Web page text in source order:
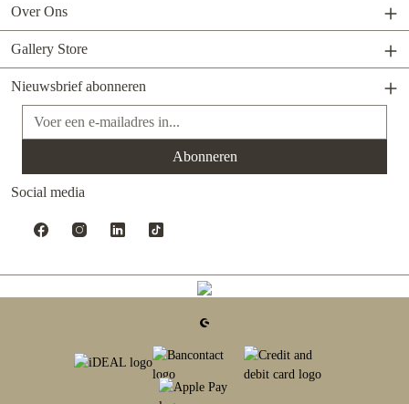
Over Ons
Gallery Store
Nieuwsbrief abonneren
E-mailadres*
Abonneren
Social media